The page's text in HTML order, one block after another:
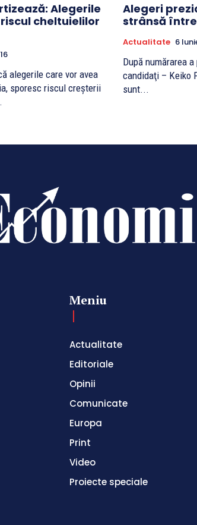
Alegerile
cheltuielilor
alegerile care vor avea
sporesc riscul creşterii
Alegeri
strânsă între
Actualitate 6
După numărarea
candidaţi – Keiko
sunt...
Meniu
Actualitate
Editoriale
Opinii
Comunicate
Europa
Print
Video
Proiecte speciale